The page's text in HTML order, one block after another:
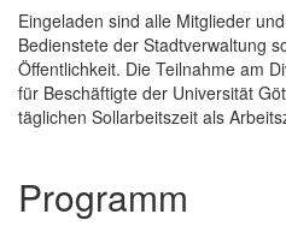
Eingeladen sind alle Mitglieder
Bedienstete der Stadtverwaltung
Öffentlichkeit. Die Teilnahme am
für Beschäftigte der Universität
täglichen Sollarbeitszeit als
Programm